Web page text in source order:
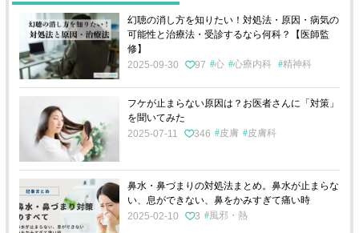
幻聴の消し方を知りたい！対処法・原因・病気の
可能性と治療法・受診するなら何科？【医師監
修】
2025-09-30
97 心 心療内科 精神科
フケが止まらない原因は？お医者さんに「対策」
を聞いてみた
2025-07-11
346 皮膚 皮膚科
鼻水・鼻づまりの対処法まとめ。鼻水が止まらな
い、息ができない、鼻をかみすぎて痛い時
2025-02-10
3 風邪・熱